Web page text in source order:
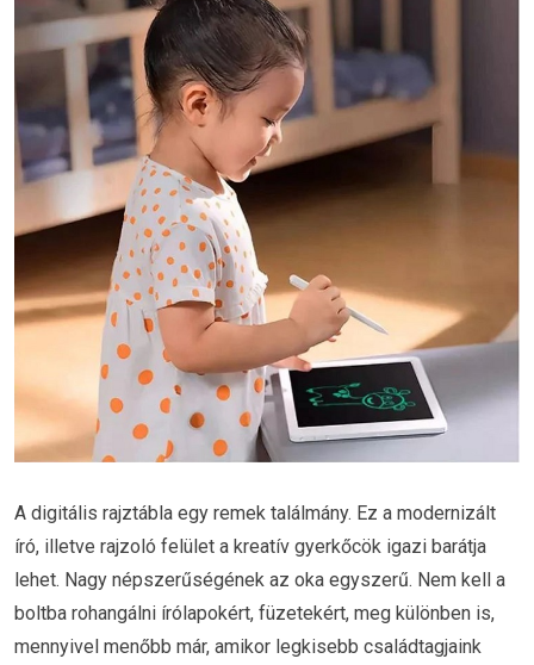
A digitális rajztábla egy remek találmány. Ez a modernizált
író, illetve rajzoló felület a kreatív gyerkőcök igazi barátja
lehet. Nagy népszerűségének az oka egyszerű. Nem kell a
boltba rohangálni írólapokért, füzetekért, meg különben is,
mennyivel menőbb már, amikor legkisebb családtagjaink